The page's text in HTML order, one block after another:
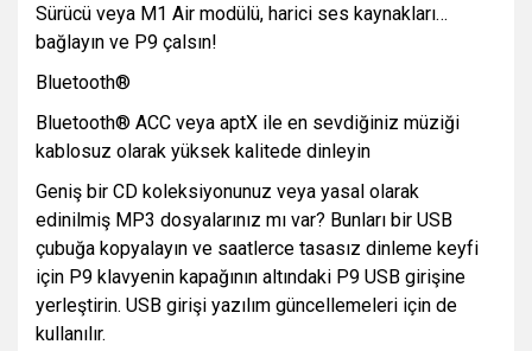
Sürücü veya M1 Air modülü, harici ses kaynakları…
bağlayın ve P9 çalsın!
Bluetooth®
Bluetooth® ACC veya aptX ile en sevdiğiniz müziği
kablosuz olarak yüksek kalitede dinleyin
Geniş bir CD koleksiyonunuz veya yasal olarak
edinilmiş MP3 dosyalarınız mı var? Bunları bir USB
çubuğa kopyalayın ve saatlerce tasasız dinleme keyfi
için P9 klavyenin kapağının altındaki P9 USB girişine
yerleştirin. USB girişi yazılım güncellemeleri için de
kullanılır.